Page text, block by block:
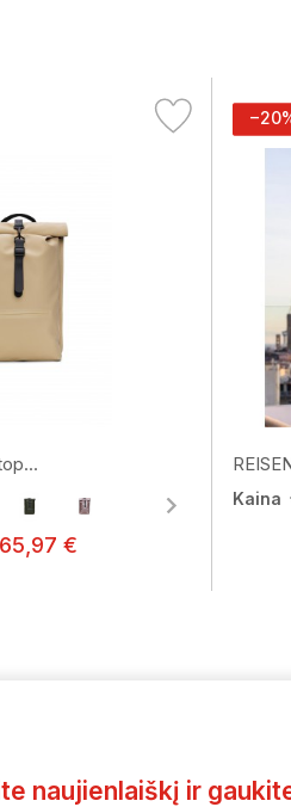
65,97 €
Kaina
naujienlaiškį ir